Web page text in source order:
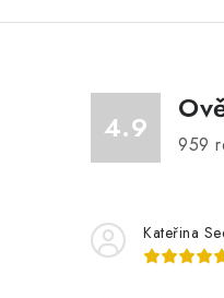
4.9 959
Kateřina